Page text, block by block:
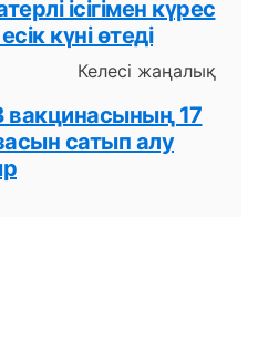
ісігімен күрес
күні өтеді
Келесі жаңалық
17
сатып алу